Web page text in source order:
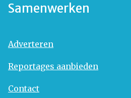
Samenwerken
Adverteren
Reportages aanbieden
Contact